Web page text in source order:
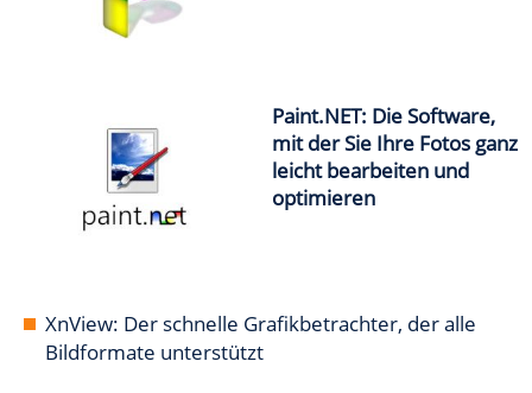
Paint.NET: Die Software,
mit der Sie Ihre Fotos ganz
leicht bearbeiten und
optimieren
XnView: Der schnelle Grafikbetrachter, der alle
Bildformate unterstützt